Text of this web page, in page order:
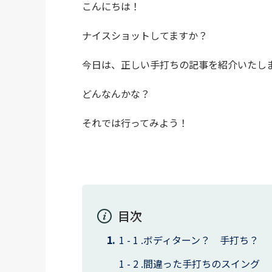
こんにちは！
ナイスショットしてますか？
今日は、正しい手打ちの記事を紹介いたし
どんなんかな？
それでは行ってみよう！
目次
ボディターン？ 手打ち？
間違った手打ちのスイング